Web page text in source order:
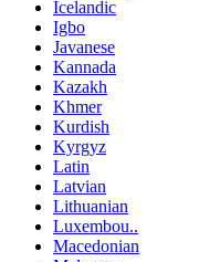
Icelandic
Igbo
Javanese
Kannada
Kazakh
Khmer
Kurdish
Kyrgyz
Latin
Latvian
Lithuanian
Luxembou..
Macedonian